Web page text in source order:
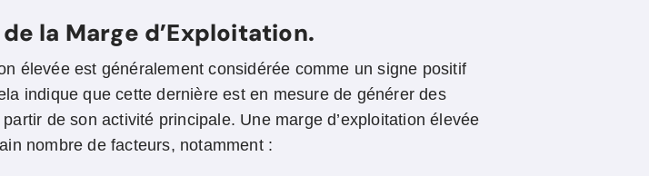
la Marge d’Exploitation.
élevée est généralement considérée comme un signe positif
indique que cette dernière est en mesure de générer des
de son activité principale. Une marge d’exploitation élevée
nombre de facteurs, notamment :